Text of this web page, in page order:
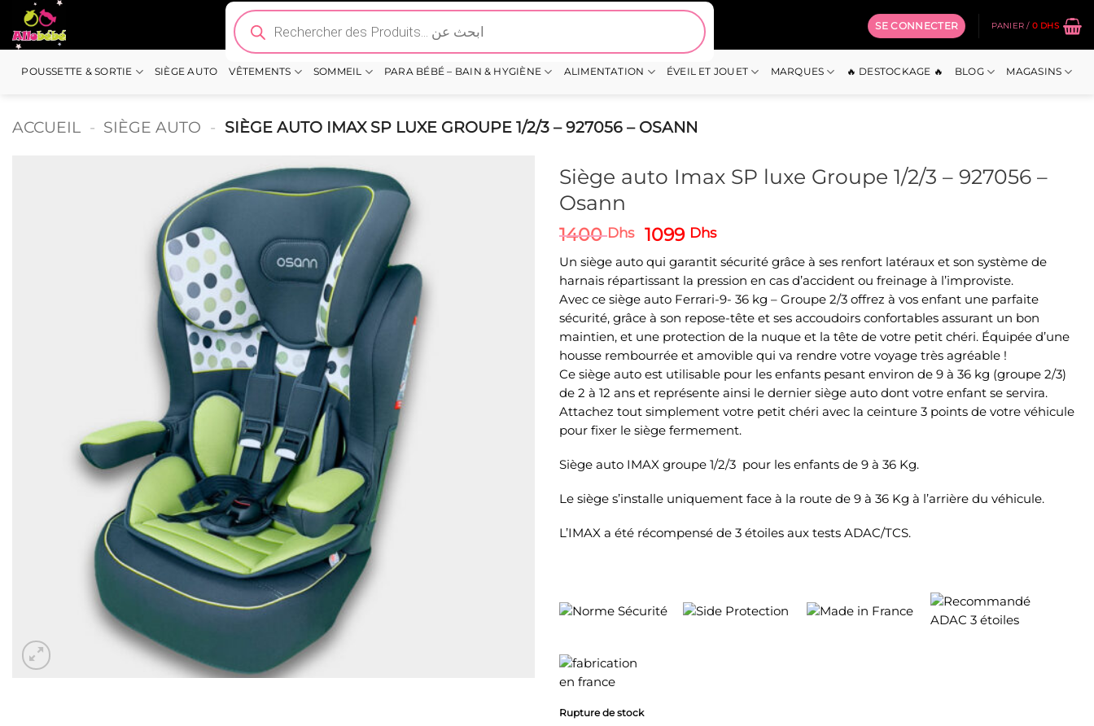
Passer
au
contenu
Recherche
de
produits
SE CONNECTER PANIER / 0 DHS
POUSSETTE & SORTIE SIÈGE AUTO VÊTEMENTS SOMMEIL PARA BÉBÉ – BAIN & HYGIÈNE ALIMENTATION ÉVEIL ET JOUET MARQUES 🔥 DESTOCKAGE 🔥 BLOG MAGASINS
ACCUEIL - SIÈGE AUTO - SIÈGE AUTO IMAX SP LUXE GROUPE 1/2/3 – 927056 – OSANN
Siège auto Imax SP luxe Groupe 1/2/3 – 927056 –
Osann
1400Dhs
Le
prix
initial
était :
1400 Dhs.
1099 DhsLe
prix
actuel
est :
1099 Dhs.
Un siège auto qui garantit sécurité grâce à ses renfort latéraux et son système de
harnais répartissant la pression en cas d’accident ou freinage à l’improviste.
Avec ce siège auto Ferrari-9- 36 kg – Groupe 2/3 offrez à vos enfant une parfaite
sécurité, grâce à son repose-tête et ses accoudoirs confortables assurant un bon
maintien, et une protection de la nuque et la tête de votre petit chéri. Équipée d’une
housse rembourrée et amovible qui va rendre votre voyage très agréable !
Ce siège auto est utilisable pour les enfants pesant environ de 9 à 36 kg (groupe 2/3)
de 2 à 12 ans et représente ainsi le dernier siège auto dont votre enfant se servira.
Attachez tout simplement votre petit chéri avec la ceinture 3 points de votre véhicule
pour fixer le siège fermement.
Siège auto IMAX groupe 1/2/3 pour les enfants de 9 à 36 Kg.
Le siège s’installe uniquement face à la route de 9 à 36 Kg à l’arrière du véhicule.
L’IMAX a été récompensé de 3 étoiles aux tests ADAC/TCS.
Rupture de stock